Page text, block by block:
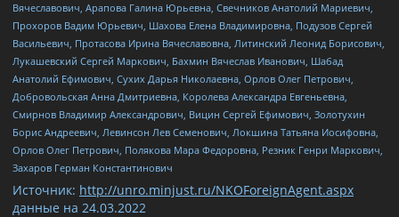
Вячеславович, Арапова Галина Юрьевна, Свечников Анатолий Мариевич,
Прохоров Вадим Юрьевич, Шахова Елена Владимировна, Подузов Сергей
Васильевич, Протасова Ирина Вячеславовна, Литинский Леонид Борисович,
Лукашевский Сергей Маркович, Бахмин Вячеслав Иванович, Шабад
Анатолий Ефимович, Сухих Дарья Николаевна, Орлов Олег Петрович,
Добровольская Анна Дмитриевна, Королева Александра Евгеньевна,
Смирнов Владимир Александрович, Вицин Сергей Ефимович, Золотухин
Борис Андреевич, Левинсон Лев Семенович, Локшина Татьяна Иосифовна,
Орлов Олег Петрович, Полякова Мара Федоровна, Резник Генри Маркович,
Захаров Герман Константинович
Источник: http://unro.minjust.ru/NKOForeignAgent.aspx
данные на 24.03.2022